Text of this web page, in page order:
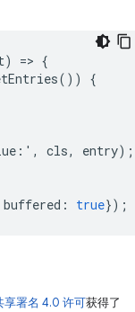
) => {
())
{
: ' , cls, entry);
buffered : true});
享署名 4.0 许可获得了